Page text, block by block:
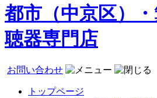
都市（中京区）
聴器専門店
お問い合わせ
トップページ